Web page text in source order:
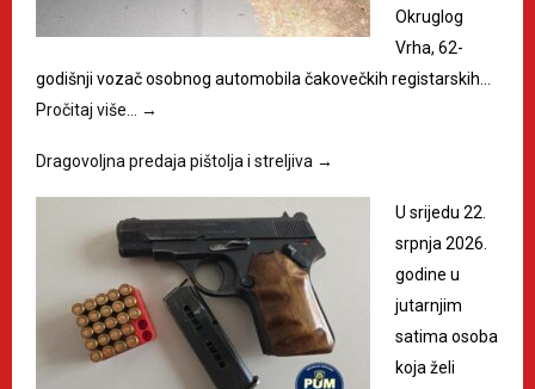
Okruglog
Vrha, 62-
godišnji vozač osobnog automobila čakovečkih registarskih…
Pročitaj više…
→
Dragovoljna predaja pištolja i streljiva →
U srijedu 22.
srpnja 2026.
godine u
jutarnjim
satima osoba
koja želi